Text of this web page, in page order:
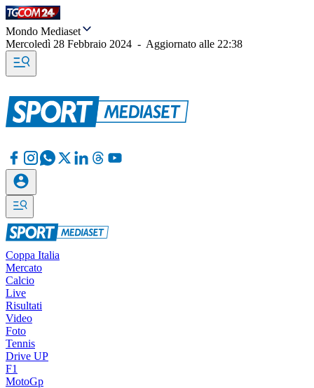
Mondo Mediaset
Mercoledì 28 Febbraio 2024 - Aggiornato alle 22:38
Coppa Italia
Mercato
Calcio
Live
Risultati
Video
Foto
Tennis
Drive UP
F1
MotoGp